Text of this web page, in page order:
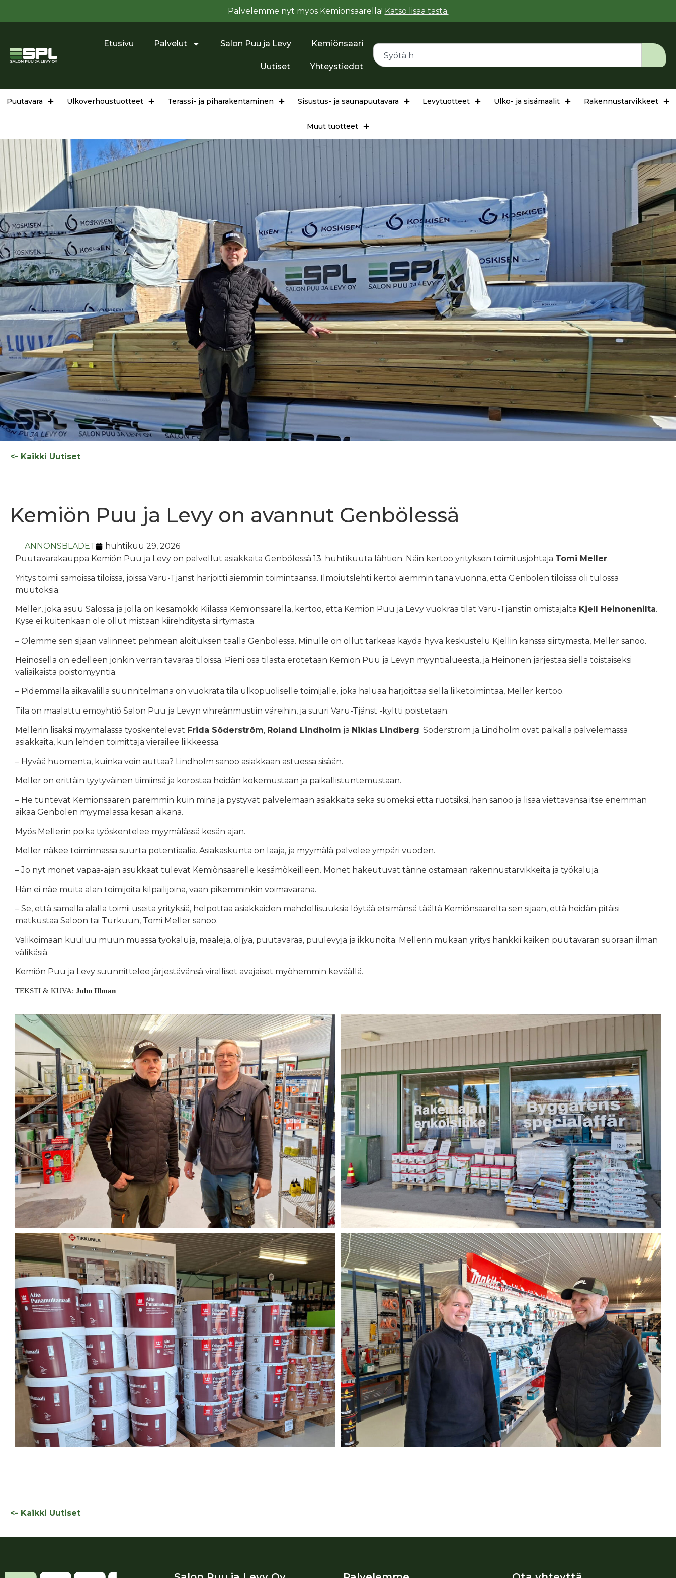
Palvelemme nyt myös Kemiönsaarella! Katso lisää tästä.
Etusivu Palvelut Salon Puu ja Levy Kemiönsaari
Uutiset Yhteystiedot
Puutavara Ulkoverhoustuotteet Terassi- ja piharakentaminen Sisustus- ja saunapuutavara Levytuotteet Ulko- ja sisämaalit Rakennustarvikkeet
Muut tuotteet
<- Kaikki Uutiset
Kemiön Puu ja Levy on avannut Genbölessä
ANNONSBLADET huhtikuu 29, 2026
Puutavarakauppa Kemiön Puu ja Levy on palvellut asiakkaita Genbölessä 13. huhtikuuta lähtien. Näin kertoo yrityksen toimitusjohtaja Tomi Meller.
Yritys toimii samoissa tiloissa, joissa Varu-Tjänst harjoitti aiemmin toimintaansa. Ilmoiutslehti kertoi aiemmin tänä vuonna, että Genbölen tiloissa oli tulossa
muutoksia.
Meller, joka asuu Salossa ja jolla on kesämökki Kiilassa Kemiönsaarella, kertoo, että Kemiön Puu ja Levy vuokraa tilat Varu-Tjänstin omistajalta Kjell Heinonenilta.
Kyse ei kuitenkaan ole ollut mistään kiirehditystä siirtymästä.
– Olemme sen sijaan valinneet pehmeän aloituksen täällä Genbölessä. Minulle on ollut tärkeää käydä hyvä keskustelu Kjellin kanssa siirtymästä, Meller sanoo.
Heinosella on edelleen jonkin verran tavaraa tiloissa. Pieni osa tilasta erotetaan Kemiön Puu ja Levyn myyntialueesta, ja Heinonen järjestää siellä toistaiseksi
väliaikaista poistomyyntiä.
– Pidemmällä aikavälillä suunnitelmana on vuokrata tila ulkopuoliselle toimijalle, joka haluaa harjoittaa siellä liiketoimintaa, Meller kertoo.
Tila on maalattu emoyhtiö Salon Puu ja Levyn vihreänmustiin väreihin, ja suuri Varu-Tjänst -kyltti poistetaan.
Mellerin lisäksi myymälässä työskentelevät Frida Söderström, Roland Lindholm ja Niklas Lindberg. Söderström ja Lindholm ovat paikalla palvelemassa
asiakkaita, kun lehden toimittaja vierailee liikkeessä.
– Hyvää huomenta, kuinka voin auttaa? Lindholm sanoo asiakkaan astuessa sisään.
Meller on erittäin tyytyväinen tiimiinsä ja korostaa heidän kokemustaan ja paikallistuntemustaan.
– He tuntevat Kemiönsaaren paremmin kuin minä ja pystyvät palvelemaan asiakkaita sekä suomeksi että ruotsiksi, hän sanoo ja lisää viettävänsä itse enemmän
aikaa Genbölen myymälässä kesän aikana.
Myös Mellerin poika työskentelee myymälässä kesän ajan.
Meller näkee toiminnassa suurta potentiaalia. Asiakaskunta on laaja, ja myymälä palvelee ympäri vuoden.
– Jo nyt monet vapaa-ajan asukkaat tulevat Kemiönsaarelle kesämökeilleen. Monet hakeutuvat tänne ostamaan rakennustarvikkeita ja työkaluja.
Hän ei näe muita alan toimijoita kilpailijoina, vaan pikemminkin voimavarana.
– Se, että samalla alalla toimii useita yrityksiä, helpottaa asiakkaiden mahdollisuuksia löytää etsimänsä täältä Kemiönsaarelta sen sijaan, että heidän pitäisi
matkustaa Saloon tai Turkuun, Tomi Meller sanoo.
Valikoimaan kuuluu muun muassa työkaluja, maaleja, öljyä, puutavaraa, puulevyjä ja ikkunoita. Mellerin mukaan yritys hankkii kaiken puutavaran suoraan ilman
välikäsiä.
Kemiön Puu ja Levy suunnittelee järjestävänsä viralliset avajaiset myöhemmin keväällä.
TEKSTI & KUVA: John Illman
<- Kaikki Uutiset